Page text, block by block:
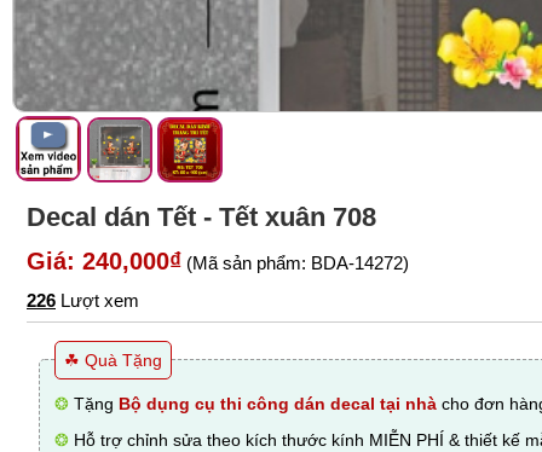
Decal dán Tết - Tết xuân 708
Giá: 240,000₫ (Mã sản phẩm: BDA-14272)
226 Lượt xem
☘ Quà Tặng
❂ Tặng Bộ dụng cụ thi công dán decal tại nhà cho đơn
❂ Hỗ trợ chỉnh sửa theo kích thước kính MIỄN PHÍ & thiết kế